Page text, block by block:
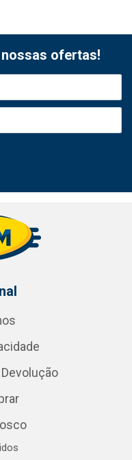
ofertas!